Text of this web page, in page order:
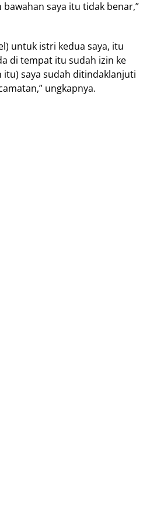
saya itu tidak benar,”
untuk istri kedua saya, itu
di tempat itu sudah izin ke
itu) saya sudah ditindaklanjuti
ungkapnya.